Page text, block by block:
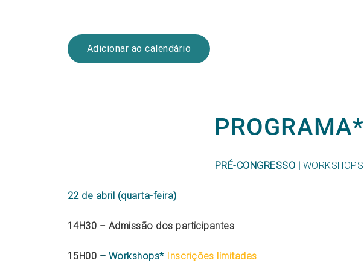
Adicionar ao calendário
PROGRAMA*
PRÉ-CONGRESSO | WORKSHOPS
22 de abril (quarta-feira)
14H30 – Admissão dos participantes
15H00 – Workshops* Inscrições limitadas